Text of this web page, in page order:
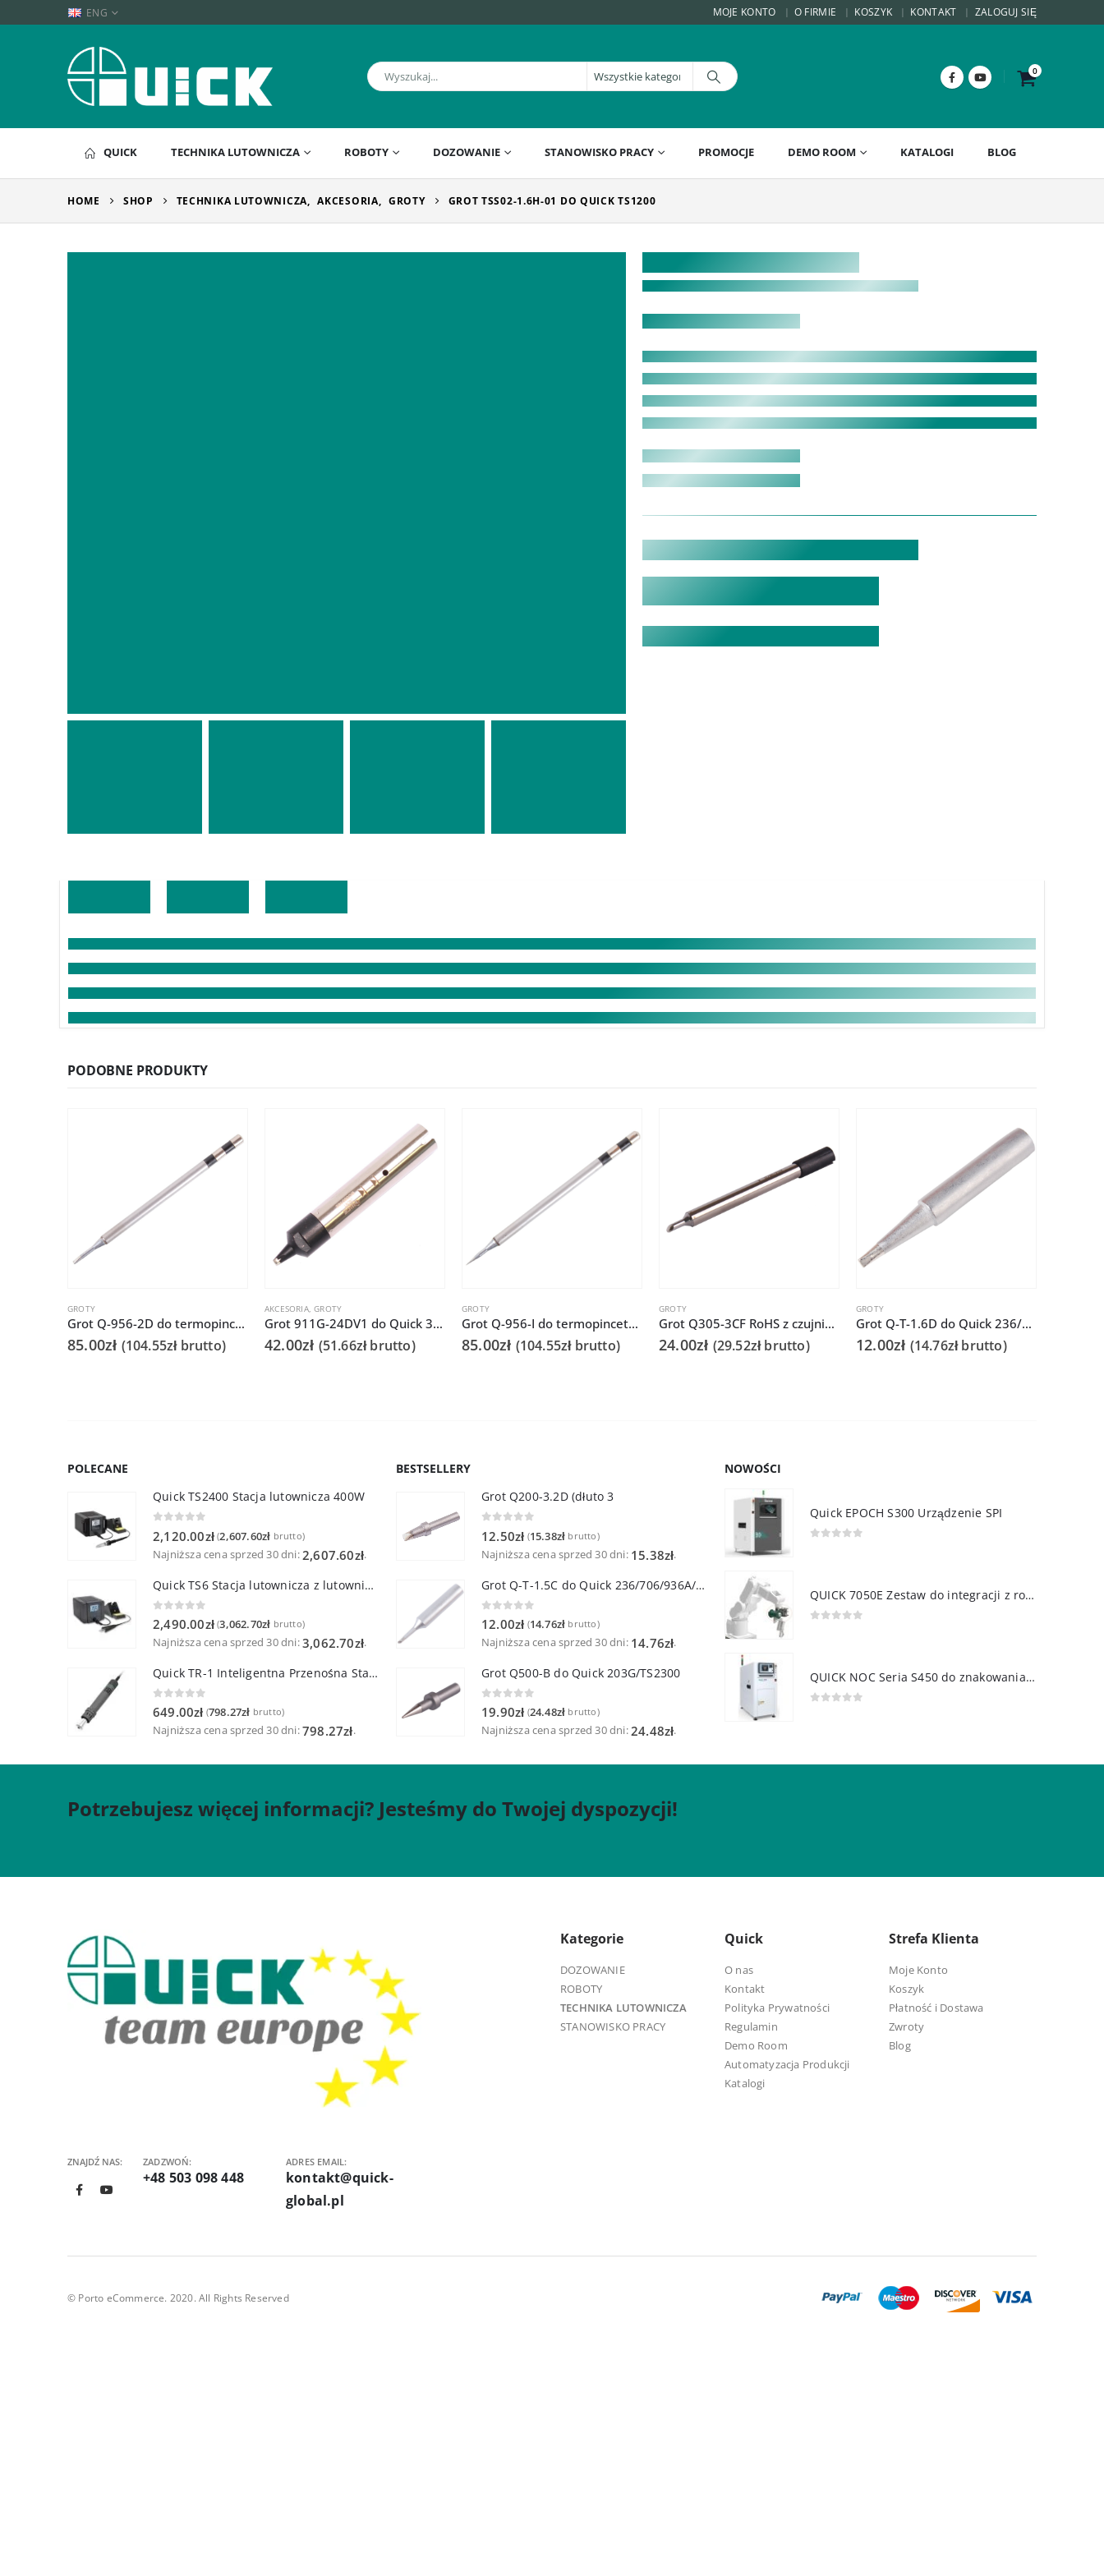
ENG MOJE KONTO O FIRMIE KOSZYK KONTAKT ZALOGUJ SIĘ
0
QUICK TECHNIKA LUTOWNICZA ROBOTY DOZOWANIE STANOWISKO PRACY PROMOCJE DEMO ROOM KATALOGI BLOG
HOME SHOP TECHNIKA LUTOWNICZA, AKCESORIA, GROTY GROT TSS02-1.6H-01 DO QUICK TS1200
PODOBNE PRODUKTY
GROTY
Grot Q-956-2D do termopincety QUICK986 do tweezer / TWZ120
85.00zł (104.55złbrutto)
AKCESORIA,GROTY
Grot 911G-24DV1 do Quick 378C
42.00zł (51.66złbrutto)
GROTY
Grot Q-956-I do termopincety Quick 986 do tweezera / TWZ120
85.00zł (104.55złbrutto)
GROTY
Grot Q305-3CF RoHS z czujnikiem do Quick 303D
24.00zł (29.52złbrutto)
GROTY
Grot Q-T-1.6D do Quick 236/706/936A/3104/3102/TS1100
12.00zł (14.76złbrutto)
POLECANE
Quick TS2400 Stacja lutownicza 400W
2,120.00zł (2,607.60zł brutto)
Najniższa cena sprzed 30 dni:2,607.60zł.
Quick TS6 Stacja lutownicza z lutownicą pincetową 60W
2,490.00zł (3,062.70zł brutto)
Najniższa cena sprzed 30 dni:3,062.70zł.
Quick TR-1 Inteligentna Przenośna Stacja Hot-Air
0 out of 5
649.00zł (798.27zł brutto)
Najniższa cena sprzed 30 dni:798.27zł.
BESTSELLERY
Grot Q200-3.2D (dłuto 3
12.50zł (15.38zł brutto)
Najniższa cena sprzed 30 dni: 15.38zł.
Grot Q-T-1.5C do Quick 236/706/936A/3104/3102/TS1100
12.00zł (14.76zł brutto)
Najniższa cena sprzed 30 dni: 14.76zł.
Grot Q500-B do Quick 203G/TS2300
0 out of 5
19.90zł (24.48zł brutto)
Najniższa cena sprzed 30 dni:24.48zł.
NOWOŚCI
Quick EPOCH S300 Urządzenie SPI
QUICK 7050E Zestaw do integracji z robotem
QUICK NOC Seria S450 do znakowania PCB
Potrzebujesz więcej informacji? Jesteśmy do Twojej dyspozycji!
ZNAJDŹ NAS: ZADZWOŃ:
+48 503 098 448
ADRES EMAIL:
kontakt@quick-
global.pl
Kategorie
DOZOWANIE
ROBOTY
TECHNIKA LUTOWNICZA
STANOWISKO PRACY
Quick
O nas
Kontakt
Polityka Prywatności
Regulamin
Demo Room
Automatyzacja Produkcji
Katalogi
Strefa Klienta
Moje Konto
Koszyk
Płatność i Dostawa
Zwroty
Blog
© Porto eCommerce. 2020. All Rights Reserved